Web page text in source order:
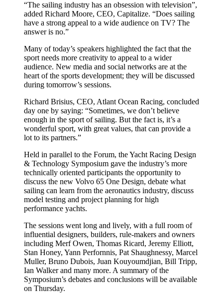
“The sailing industry has an obsession with television”,
added Richard Moore, CEO, Capitalize. “Does sailing
have a strong appeal to a wide audience on TV? The
answer is no.”
Many of today’s speakers highlighted the fact that the
sport needs more creativity to appeal to a wider
audience. New media and social networks are at the
heart of the sports development; they will be discussed
during tomorrow’s sessions.
Richard Brisius, CEO, Atlant Ocean Racing, concluded
day one by saying: “Sometimes, we don’t believe
enough in the sport of sailing. But the fact is, it’s a
wonderful sport, with great values, that can provide a
lot to its partners.”
Held in parallel to the Forum, the Yacht Racing Design
& Technology Symposium gave the industry’s more
technically oriented participants the opportunity to
discuss the new Volvo 65 One Design, debate what
sailing can learn from the aeronautics industry, discuss
model testing and project planning for high
performance yachts.
The sessions went long and lively, with a full room of
influential designers, builders, rule-makers and owners
including Merf Owen, Thomas Ricard, Jeremy Elliott,
Stan Honey, Yann Perfornnis, Pat Shaughnessy, Marcel
Muller, Bruno Dubois, Juan Kouyoumdjian, Bill Tripp,
Ian Walker and many more. A summary of the
Symposium’s debates and conclusions will be available
on Thursday.